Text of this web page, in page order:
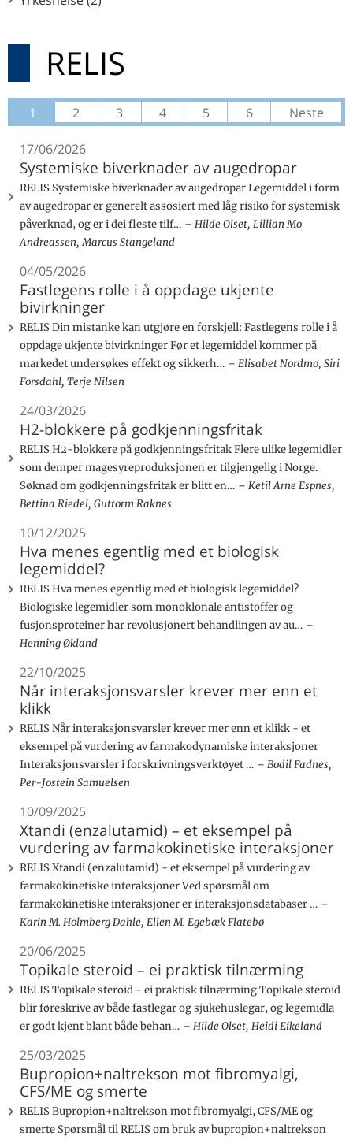
RELIS
1 2 3 4 5 6 Neste
17/06/2026
Systemiske biverknader av augedropar
RELIS Systemiske biverknader av augedropar Legemiddel i form
av augedropar er generelt assosiert med låg risiko for systemisk
påverknad, og er i dei fleste tilf…
Hilde Olset, Lillian Mo
Andreassen, Marcus Stangeland
04/05/2026
Fastlegens rolle i å oppdage ukjente
bivirkninger
RELIS Din mistanke kan utgjøre en forskjell: Fastlegens rolle i å
oppdage ukjente bivirkninger Før et legemiddel kommer på
markedet undersøkes effekt og sikkerh…
Elisabet Nordmo, Siri
Forsdahl, Terje Nilsen
24/03/2026
H2-blokkere på godkjenningsfritak
RELIS H2-blokkere på godkjenningsfritak Flere ulike legemidler
som demper magesyreproduksjonen er tilgjengelig i Norge.
Søknad om godkjenningsfritak er blitt en…
Ketil Arne Espnes,
Bettina Riedel, Guttorm Raknes
10/12/2025
Hva menes egentlig med et biologisk
legemiddel?
RELIS Hva menes egentlig med et biologisk legemiddel?
Biologiske legemidler som monoklonale antistoffer og
fusjonsproteiner har revolusjonert behandlingen av au…
Henning Økland
22/10/2025
Når interaksjonsvarsler krever mer enn et
klikk
RELIS Når interaksjonsvarsler krever mer enn et klikk - et
eksempel på vurdering av farmakodynamiske interaksjoner
Interaksjonsvarsler i forskrivningsverktøyet …
Bodil Fadnes,
Per-Jostein Samuelsen
10/09/2025
Xtandi (enzalutamid) – et eksempel på
vurdering av farmakokinetiske interaksjoner
RELIS Xtandi (enzalutamid) - et eksempel på vurdering av
farmakokinetiske interaksjoner Ved spørsmål om
farmakokinetiske interaksjoner er interaksjonsdatabaser …
Karin M. Holmberg Dahle, Ellen M. Egebæk Flatebø
20/06/2025
Topikale steroid – ei praktisk tilnærming
RELIS Topikale steroid - ei praktisk tilnærming Topikale steroid
blir føreskrive av både fastlegar og sjukehuslegar, og legemidla
er godt kjent blant både behan…
Hilde Olset, Heidi Eikeland
25/03/2025
Bupropion+naltrekson mot fibromyalgi,
CFS/ME og smerte
RELIS Bupropion+naltrekson mot fibromyalgi, CFS/ME og
smerte Spørsmål til RELIS om bruk av bupropion+naltrekson